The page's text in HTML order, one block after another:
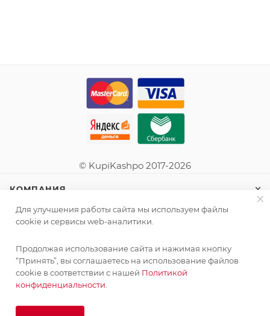
© KupiKashpo 2017-2026
КОМПАНИЯ
ИНФОРМАЦИЯ
ПОМОЩЬ
ПОДПИСАТЬСЯ НА РАССЫЛКУ
Для улучшения работы сайта мы используем файлы
cookie и сервисы web-аналитики.
Продолжая использование сайта и нажимая кнопку
“Принять”, вы соглашаетесь на использование файлов
cookie в соответствии с нашей Политикой
конфиденциальности.